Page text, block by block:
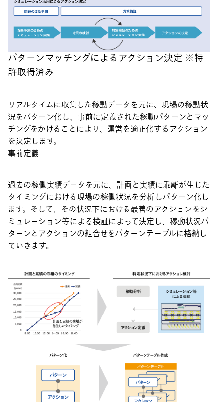
パターンマッチングによるアクション決定 ※特
許取得済み
リアルタイムに収集した稼動データを元に、現場の稼動状
況をパターン化し、事前に定義された稼動パターンとマッ
チングをかけることにより、運営を適正化するアクション
を決定します。
事前定義
過去の稼働実績データを元に、計画と実績に乖離が生じた
タイミングにおける現場の稼働状況を分析しパターン化し
ます。そして、その状況下における最善のアクションをシ
ミュレーション等による検証によって決定し、稼動状況パ
ターンとアクションの組合せをパターンテーブルに格納し
ていきます。